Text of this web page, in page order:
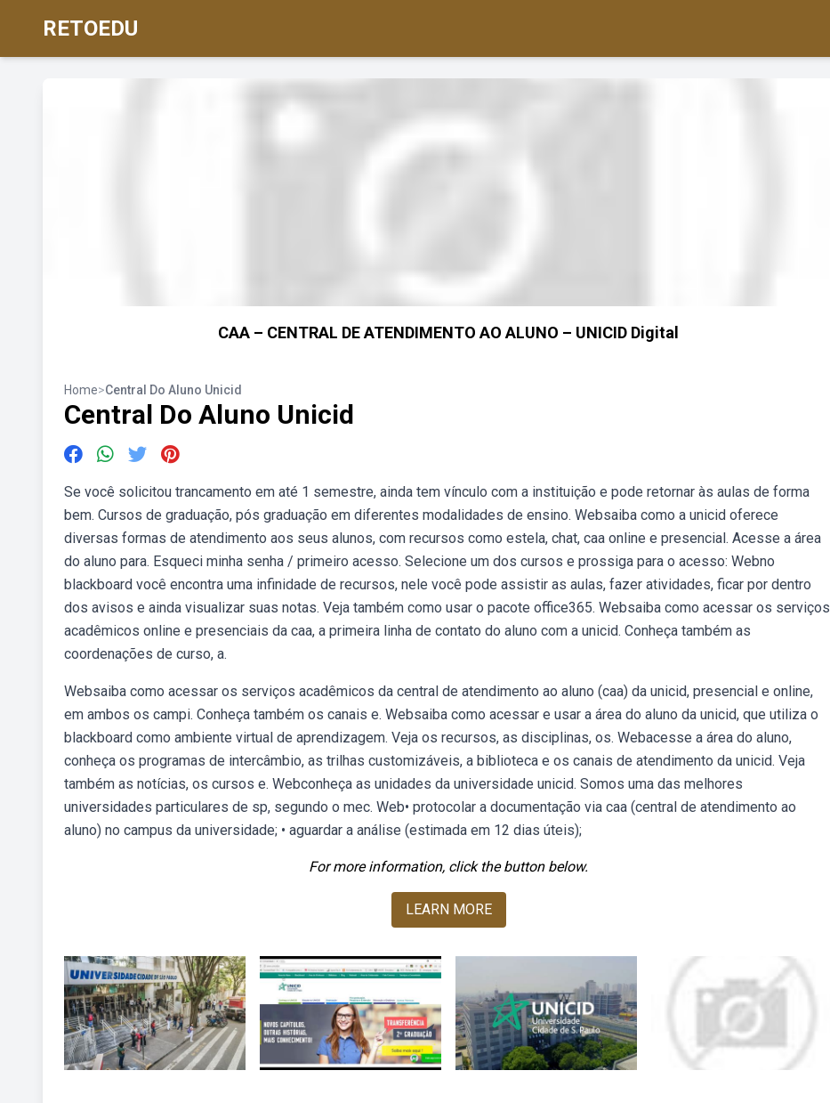
RETOEDU
CAA – CENTRAL DE ATENDIMENTO AO ALUNO – UNICID Digital
Home>Central Do Aluno Unicid
Central Do Aluno Unicid
Se você solicitou trancamento em até 1 semestre, ainda tem vínculo com a instituição e pode retornar às aulas de forma
bem. Cursos de graduação, pós graduação em diferentes modalidades de ensino. Websaiba como a unicid oferece
diversas formas de atendimento aos seus alunos, com recursos como estela, chat, caa online e presencial. Acesse a área
do aluno para. Esqueci minha senha / primeiro acesso. Selecione um dos cursos e prossiga para o acesso: Webno
blackboard você encontra uma infinidade de recursos, nele você pode assistir as aulas, fazer atividades, ficar por dentro
dos avisos e ainda visualizar suas notas. Veja também como usar o pacote office365. Websaiba como acessar os serviços
acadêmicos online e presenciais da caa, a primeira linha de contato do aluno com a unicid. Conheça também as
coordenações de curso, a.
Websaiba como acessar os serviços acadêmicos da central de atendimento ao aluno (caa) da unicid, presencial e online,
em ambos os campi. Conheça também os canais e. Websaiba como acessar e usar a área do aluno da unicid, que utiliza o
blackboard como ambiente virtual de aprendizagem. Veja os recursos, as disciplinas, os. Webacesse a área do aluno,
conheça os programas de intercâmbio, as trilhas customizáveis, a biblioteca e os canais de atendimento da unicid. Veja
também as notícias, os cursos e. Webconheça as unidades da universidade unicid. Somos uma das melhores
universidades particulares de sp, segundo o mec. Web• protocolar a documentação via caa (central de atendimento ao
aluno) no campus da universidade; • aguardar a análise (estimada em 12 dias úteis);
For more information, click the button below.
LEARN MORE